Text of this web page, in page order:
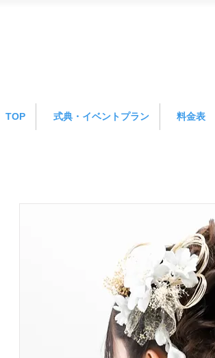
TOP 式典・イベントプラン 料金表